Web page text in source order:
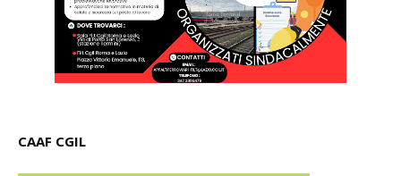
CAAF CGIL